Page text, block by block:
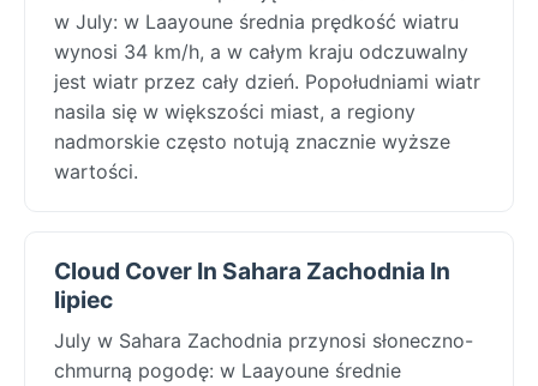
w July: w Laayoune średnia prędkość wiatru
wynosi 34 km/h, a w całym kraju odczuwalny
jest wiatr przez cały dzień. Popołudniami wiatr
nasila się w większości miast, a regiony
nadmorskie często notują znacznie wyższe
wartości.
Cloud Cover In Sahara Zachodnia In
lipiec
July w Sahara Zachodnia przynosi słoneczno-
chmurną pogodę: w Laayoune średnie